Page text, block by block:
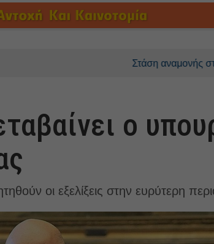
Στάση αναμονής στις
ο
οι εξελίξεις στην ευρύτερη